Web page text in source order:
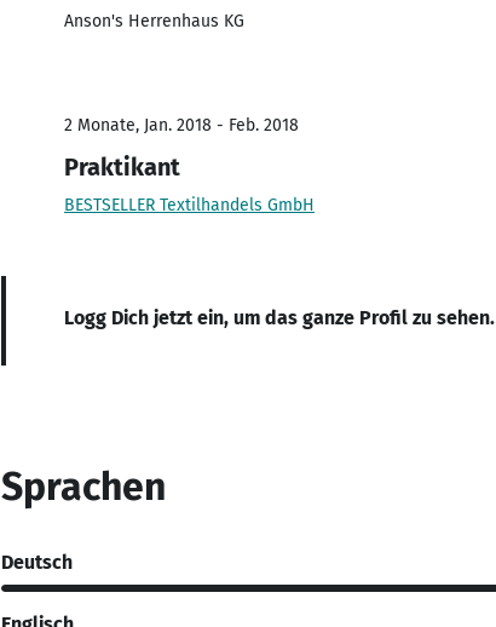
Anson's Herrenhaus KG
2 Monate, Jan. 2018 - Feb. 2018
Praktikant
BESTSELLER Textilhandels GmbH
Logg Dich jetzt ein, um das ganze Profil zu sehen.
Sprachen
Deutsch